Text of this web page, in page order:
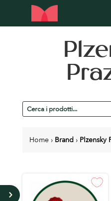
Cerca
prodotti
Home › Brand › Plzensky
5